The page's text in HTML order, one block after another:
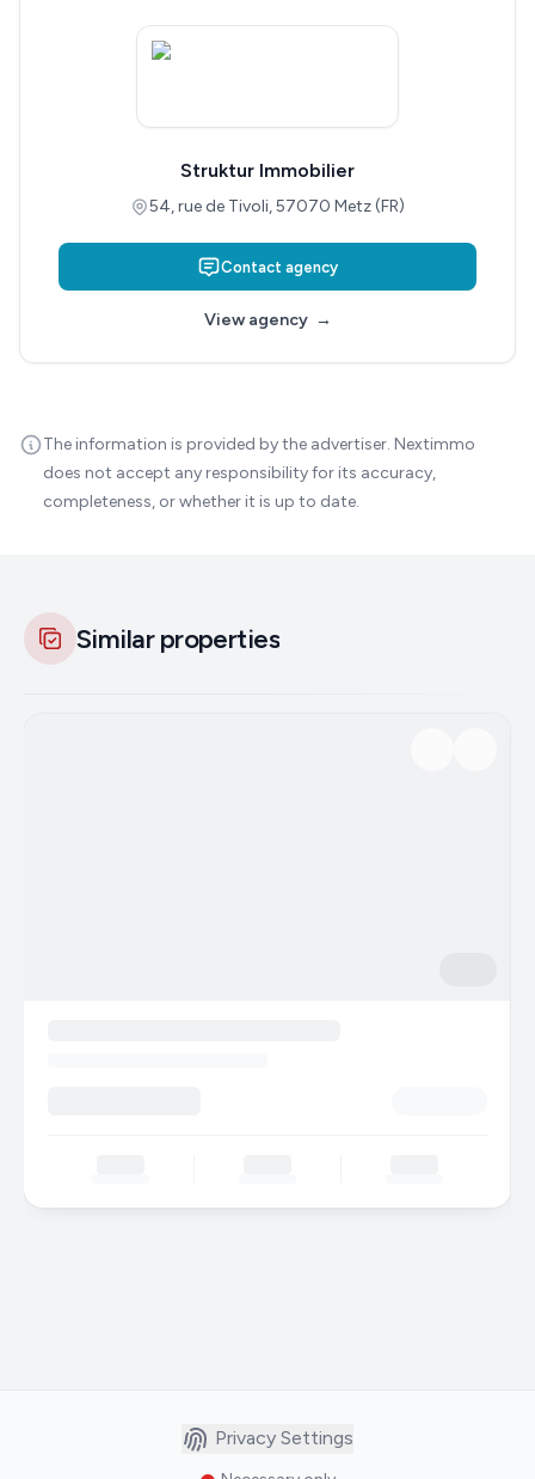
Struktur Immobilier
54, rue de Tivoli, 57070 Metz (FR)
Contact agency
View agency→
The information is provided by the advertiser. Nextimmo
does not accept any responsibility for its accuracy,
completeness, or whether it is up to date.
Similar properties
Privacy Settings